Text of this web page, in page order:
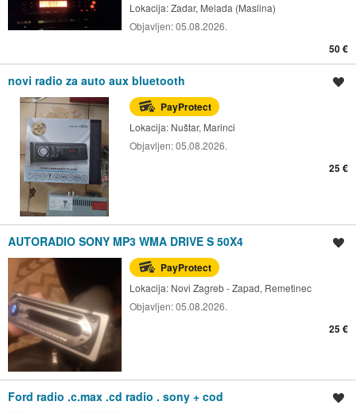
Lokacija:Zadar, Melada (Maslina)
Objavljen:05.08.2026.
50 €
novi radio za auto aux bluetooth
PayProtect
Lokacija: Nuštar, Marinci
Objavljen:05.08.2026.
25 €
AUTORADIO SONY MP3 WMA DRIVE S 50X4
PayProtect
Lokacija: Novi Zagreb - Zapad, Remetinec
Objavljen:05.08.2026.
25 €
Ford radio .c.max .cd radio . sony + cod